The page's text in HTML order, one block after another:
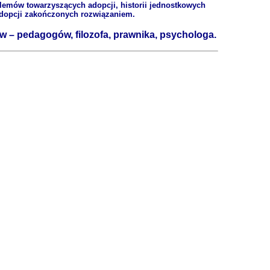
towarzyszących adopcji, historii jednostkowych
zakończonych rozwiązaniem.
– pedagogów, filozofa, prawnika, psychologa.